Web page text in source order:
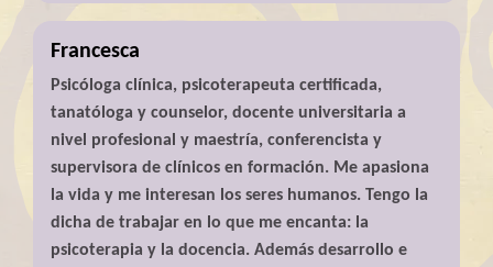
Francesca
Psicóloga clínica, psicoterapeuta certificada,
tanatóloga y counselor, docente universitaria a
nivel profesional y maestría, conferencista y
supervisora de clínicos en formación. Me apasiona
la vida y me interesan los seres humanos. Tengo la
dicha de trabajar en lo que me encanta: la
psicoterapia y la docencia. Además desarrollo e